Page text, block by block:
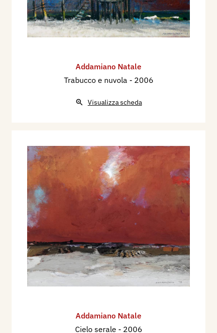
Addamiano Natale
Trabucco e nuvola - 2006
Visualizza scheda
Addamiano Natale
Cielo serale - 2006